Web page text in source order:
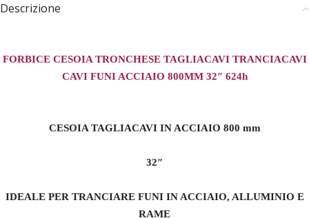
Descrizione
FORBICE CESOIA TRONCHESE TAGLIACAVI TRANCIACAVI
CAVI FUNI ACCIAIO 800MM 32″ 624h
CESOIA TAGLIACAVI IN ACCIAIO 800 mm
32″
IDEALE PER TRANCIARE FUNI IN ACCIAIO, ALLUMINIO E
RAME